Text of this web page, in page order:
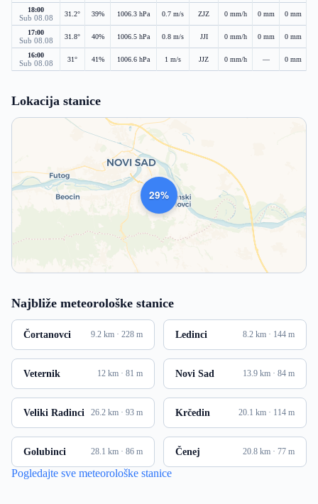
18:00
Sub 08.08 31.2° 39% 1006.3 hPa 0.7 m/s ZJZ 0 mm/h 0 mm 0 mm
17:00
Sub 08.08 31.8° 40% 1006.5 hPa 0.8 m/s JJI 0 mm/h 0 mm 0 mm
16:00
Sub 08.08 31° 41% 1006.6 hPa 1 m/s JJZ 0 mm/h — 0 mm
Lokacija stanice
1007
Najbliže meteorološke stanice
Čortanovci 9.2 km · 228 m Ledinci 8.2 km · 144 m
Veternik 12 km · 81 m Novi Sad 13.9 km · 84 m
Veliki Radinci 26.2 km · 93 m Krčedin 20.1 km · 114 m
Golubinci 28.1 km · 86 m Čenej 20.8 km · 77 m
Pogledajte sve meteorološke stanice